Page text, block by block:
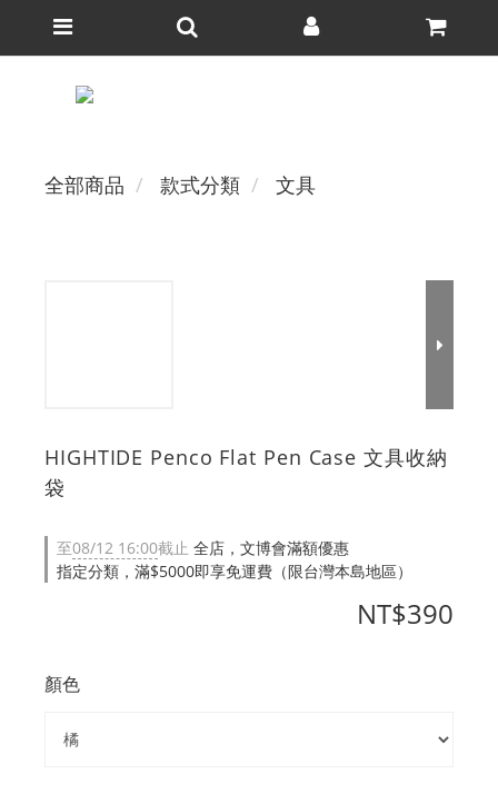
全部商品 款式分類 文具
HIGHTIDE Penco Flat Pen Case 文具收納
袋
至08/12 16:00截止 全店，文博會滿額優惠
指定分類，滿$5000即享免運費（限台灣本島地區）
NT$390
顏色